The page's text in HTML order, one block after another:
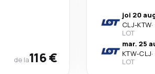
de la116 €
joi 20
CLJ-KTW·
LOT
mar. 25
KTW-CLJ·
LOT